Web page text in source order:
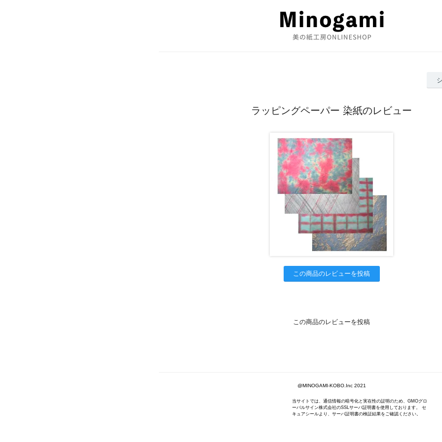
ラッピングペーパー 染紙のレビュー
この商品のレビューを投稿
この商品のレビューを投稿
@MINOGAMI-KOBO.Inc 2021
当サイトでは、通信情報の暗号化と実在性の証明のため、GMOグロ
ーバルサイン株式会社のSSLサーバ証明書を使用しております。 セ
キュアシールより、サーバ証明書の検証結果をご確認ください。